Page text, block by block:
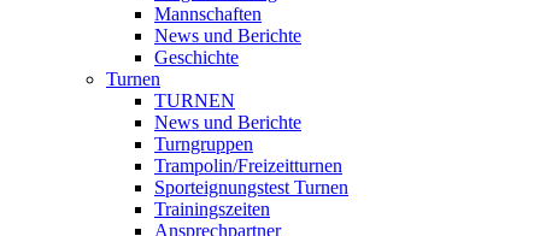
Mannschaften
News und Berichte
Geschichte
Turnen
TURNEN
News und Berichte
Turngruppen
Trampolin/Freizeitturnen
Sporteignungstest Turnen
Trainingszeiten
Ansprechpartner